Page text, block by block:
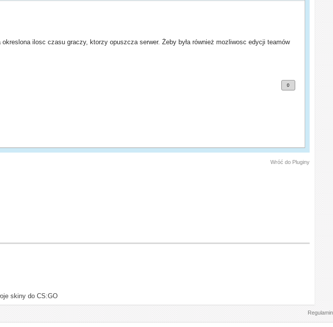
ilosc czasu graczy, ktorzy opuszcza serwer. Żeby była również mozliwosc edycji teamów
0
Wróć do Pluginy
skiny do CS:GO
Regulamin